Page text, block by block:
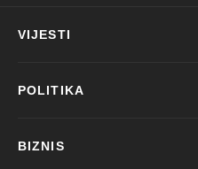
VIJESTI
POLITIKA
BIZNIS